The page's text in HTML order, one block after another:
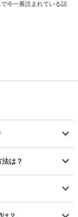
今一番読まれている話
は？